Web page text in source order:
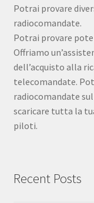
Potrai provare
radiocomandate.
Potrai provare
Offriamo
dell’acquisto alla
telecomandate.
radiocomandate
scaricare tutta la
piloti.
Recent Posts